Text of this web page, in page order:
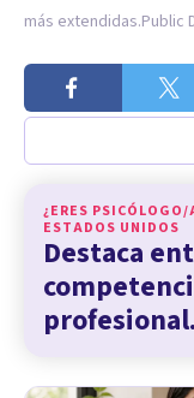
más extendidas.Public
¿ERES PSICÓLOGO/
ESTADOS UNIDOS
Destaca
profesional.